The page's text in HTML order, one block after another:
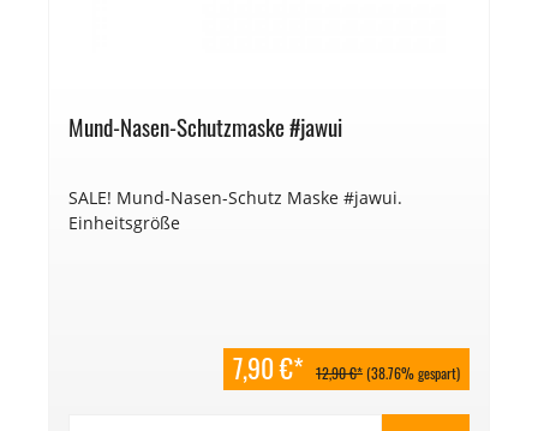
Mund-Nasen-Schutzmaske #jawui
SALE! Mund-Nasen-Schutz Maske #jawui.
Einheitsgröße
7,90 €* 12,90 €*(38.76% gespart)